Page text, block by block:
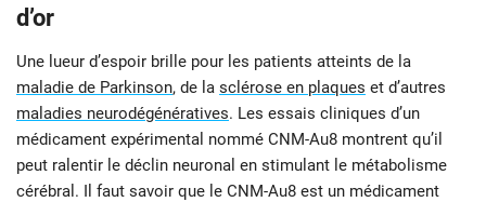
d’or
Une lueur d’espoir brille pour les patients atteints de la
maladie de Parkinson, de la sclérose en plaques et d’autres
maladies neurodégénératives. Les essais cliniques d’un
médicament expérimental nommé CNM-Au8 montrent qu’il
peut ralentir le déclin neuronal en stimulant le métabolisme
cérébral. Il faut savoir que le CNM-Au8 est un médicament